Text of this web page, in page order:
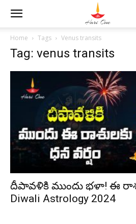
Home Tags Venus transits
Tag: venus transits
దీపావళికి ముందు భళా! ఈ
Diwali Astrology 2024